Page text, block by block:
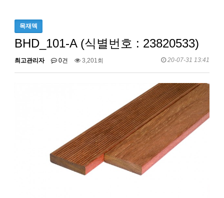
목재덱
BHD_101-A (식별번호 : 23820533)
최고관리자 0건 3,201회 20-07-31 13:41